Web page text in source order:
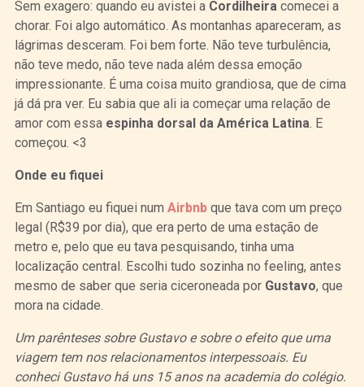
Sem exagero: quando eu avistei a Cordilheiracomecei a
chorar. Foi algo automático. As montanhas apareceram, as
lágrimas desceram. Foi bem forte. Não teve turbulência,
não teve medo, não teve nada além dessa emoção
impressionante. É uma coisa muito grandiosa, que de cima
já dá pra ver. Eu sabia que ali ia começar uma relação de
amor com essa espinha dorsal da América Latina. E
começou. <3
Onde eu fiquei
Em Santiago eu fiquei num Airbnbque tava com um preço
legal (R$39 por dia), que era perto de uma estação de
metro e, pelo que eu tava pesquisando, tinha uma
localização central. Escolhi tudo sozinha no feeling, antes
mesmo de saber que seria ciceroneada por Gustavo, que
mora na cidade.
Um parênteses sobre Gustavo e sobre o efeito que uma
viagem tem nos relacionamentos interpessoais. Eu
conheci Gustavo há uns 15 anos na academia do colégio.